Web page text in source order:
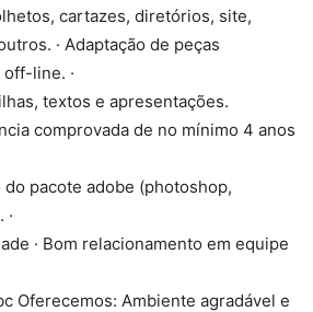
cartazes, diretórios, site,
· Adaptação de peças
line. ·
textos e apresentações.
comprovada de no mínimo 4 anos
pacote adobe (photoshop,
· Bom relacionamento em equipe
Oferecemos: Ambiente agradável e